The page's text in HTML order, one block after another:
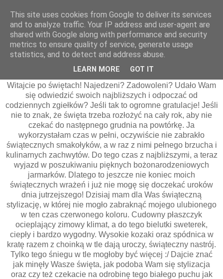
18_12
Czerwony płaszczyk, czyli świąteczna
stylizacja
Witajcie po świętach! Najedzeni? Zadowoleni? Udało Wam
się odwiedzić swoich najbliższych i odpoczać od
codziennych zgiełków? Jeśli tak to ogromne gratulacje! Jeśli
nie to znak, że święta trzeba rozłożyć na cały rok, aby nie
czekać do następnego grudnia na powtórkę. Ja
wykorzystałam czas w pełni, oczywiście nie zabrakło
świątecznych smakołyków, a w raz z nimi pełnego brzucha i
kulinarnych zachwytów. Do tego czas z najbliższymi, a teraz
wyjazd w poszukiwaniu pięknych bożonarodzeniowych
jarmarków. Dlatego to jeszcze nie koniec moich
świątecznych wrażeń i już nie mogę się doczekać uroków
dnia jutrzejszego! Dzisiaj mam dla Was świąteczną
stylizację, w której nie mogło zabraknąć mojego ulubionego
w ten czas czerwonego koloru. Cudowny płaszczyk
ocieplający zimowy klimat, a do tego bielutki sweterek,
ciepły i bardzo wygodny. Wysokie kozaki oraz spódnica w
kratę razem z choinką w tle dają uroczy, świąteczny nastrój.
Tylko tego śniegu w tle mogłoby być więcej :/ Dajcie znać
jak minęły Wasze święta, jak podoba Wam się stylizacja
oraz czy też czekacie na odrobinę tego białego puchu jak
This site uses cookies from Google to deliver its services
and to analyze traffic. Your IP address and user-agent are
shared with Google along with performance and security
metrics to ensure quality of service, generate usage
statistics, and to detect and address abuse.
LEARN MORE GOT IT